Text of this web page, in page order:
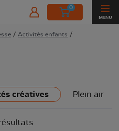
0
MENU
/ Activités enfants /
créatives Plein air